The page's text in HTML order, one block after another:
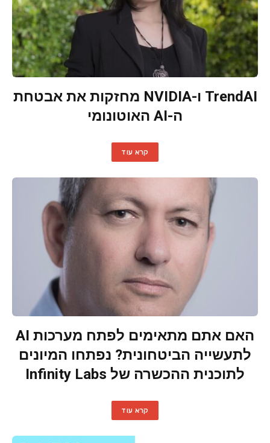
TrendAI ו-NVIDIA מחזקות את אבטחת
ה-AI האוטונומי
קרא עוד
האם אתם מתאימים לפתח מערכות AI
לתעשייה הביטחונית? נפתחו המיונים
לתוכנית ההכשרה של Infinity Labs
קרא עוד